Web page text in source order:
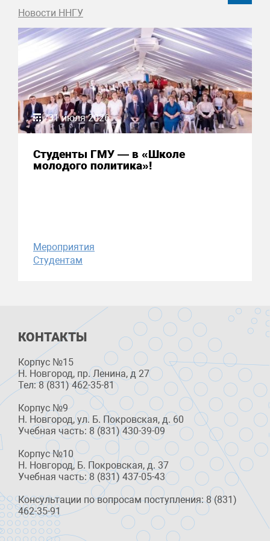
Новости ННГУ
31 июля 2026
Студенты ГМУ — в «Школе
молодого политика»!
Мероприятия
Студентам
КОНТАКТЫ
Корпус №15
Н. Новгород, пр. Ленина, д 27
Тел: 8 (831) 462-35-81
Корпус №9
Н. Новгород, ул. Б. Покровская, д. 60
Учебная часть: 8 (831) 430-39-09
Корпус №10
Н. Новгород, Б. Покровская, д. 37
Учебная часть: 8 (831) 437-05-43
Консультации по вопросам поступления: 8 (831)
462-35-91